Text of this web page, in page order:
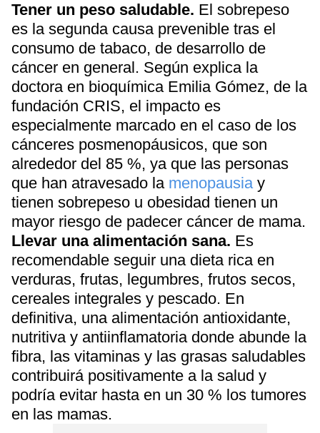
Tener un peso saludable. El sobrepeso
es la segunda causa prevenible tras el
consumo de tabaco, de desarrollo de
cáncer en general. Según explica la
doctora en bioquímica Emilia Gómez, de la
fundación CRIS, el impacto es
especialmente marcado en el caso de los
cánceres posmenopáusicos, que son
alrededor del 85 %, ya que las personas
que han atravesado la menopausia y
tienen sobrepeso u obesidad tienen un
mayor riesgo de padecer cáncer de mama.
Llevar una alimentación sana. Es
recomendable seguir una dieta rica en
verduras, frutas, legumbres, frutos secos,
cereales integrales y pescado. En
definitiva, una alimentación antioxidante,
nutritiva y antiinflamatoria donde abunde la
fibra, las vitaminas y las grasas saludables
contribuirá positivamente a la salud y
podría evitar hasta en un 30 % los tumores
en las mamas.